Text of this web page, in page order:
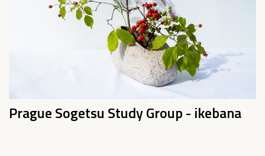
Prague Sogetsu Study Group - ikebana